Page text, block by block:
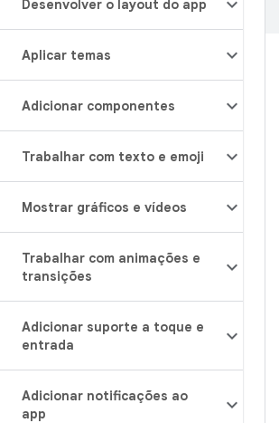
Desenvolver o layout do app
Aplicar temas
Adicionar componentes
Trabalhar com texto e emoji
Mostrar gráficos e vídeos
Trabalhar com animações e
transições
Adicionar suporte a toque e
entrada
Adicionar notificações ao
app